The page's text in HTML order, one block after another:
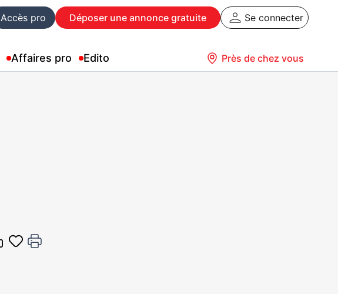
Accès pro Déposer une annonce gratuite Se connecter
Affaires pro Edito Près de chez vous